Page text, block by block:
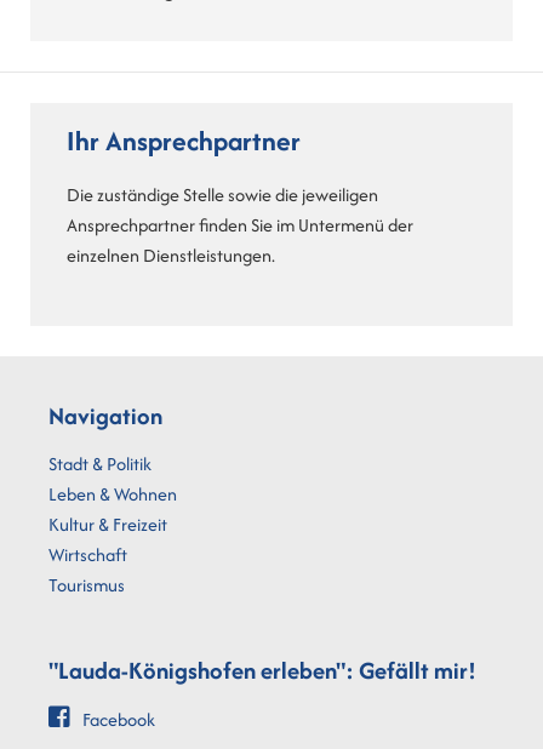
Ihr Ansprechpartner
Die zuständige Stelle sowie die jeweiligen
Ansprechpartner finden Sie im Untermenü der
einzelnen Dienstleistungen.
Navigation
Stadt & Politik
Leben & Wohnen
Kultur & Freizeit
Wirtschaft
Tourismus
"Lauda-Königshofen erleben": Gefällt mir!
Facebook